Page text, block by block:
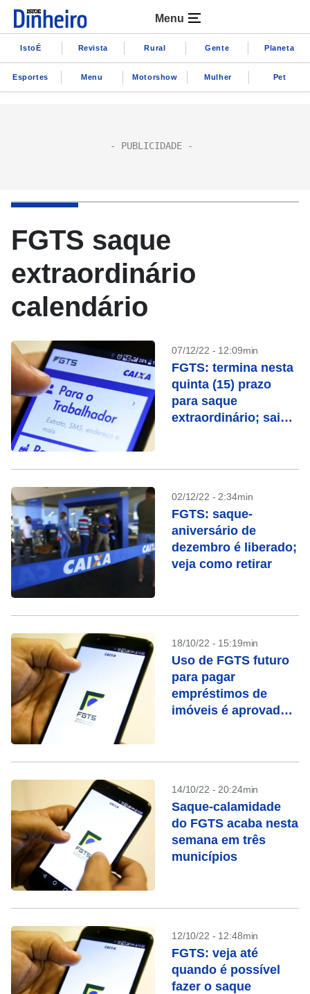
Menu
IstoÉ Revista Rural Gente Planeta
Esportes Menu Motorshow Mulher Pet
FGTS saque
extraordinário
calendário
07/12/22 - 12:09min
FGTS: termina nesta
quinta (15) prazo
para saque
extraordinário; saiba
02/12/22 - 2:34min
FGTS: saque-
aniversário de
dezembro é liberado;
veja como retirar
18/10/22 - 15:19min
Uso de FGTS futuro
para pagar
empréstimos de
imóveis é aprovado
14/10/22 - 20:24min
Saque-calamidade
do FGTS acaba nesta
semana em três
municípios
12/10/22 - 12:48min
FGTS: veja até
quando é possível
fazer o saque